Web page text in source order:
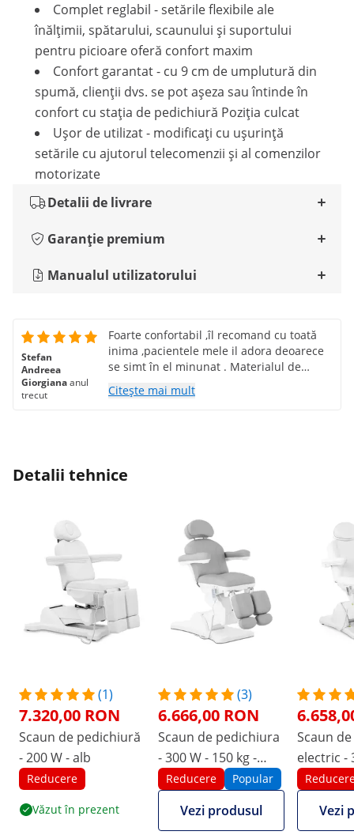
Complet reglabil - setările flexibile ale
înălțimii, spătarului, scaunului și suportului
pentru picioare oferă confort maxim
Confort garantat - cu 9 cm de umplutură din
spumă, clienții dvs. se pot așeza sau întinde în
confort cu stația de pedichiură Poziția culcat
Ușor de utilizat - modificați cu ușurință
setările cu ajutorul telecomenzii și al comenzilor
motorizate
Detalii de livrare
Garanție premium
Manualul utilizatorului
Stefan
Andreea
Giorgianaanul
trecut
Foarte confortabil ,îl recomand cu toată
inima ,pacientele mele il adora deoarece
se simt în el minunat . Materialul de
înaltă calitate 100%
Citește mai mult
Detalii tehnice
(1)
7.320,00 RON
Scaun de pedichiură
- 200 W - alb
Reducere
Văzut în prezent
(3)
6.666,00 RON
Scaun de pedichiura
- 300 W - 150 kg -
Grey, White
Reducere Popular
Vezi produsul
Scaun
electric -
kg -
Vezi